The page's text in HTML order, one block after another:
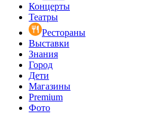
Концерты
Театры
Рестораны
Выставки
Знания
Город
Дети
Магазины
Premium
Фото